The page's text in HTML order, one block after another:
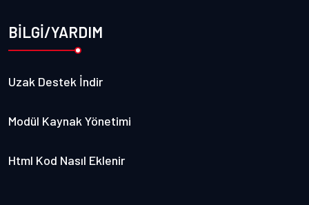
BİLGİ/YARDIM
Uzak Destek İndir
Modül Kaynak Yönetimi
Html Kod Nasıl Eklenir